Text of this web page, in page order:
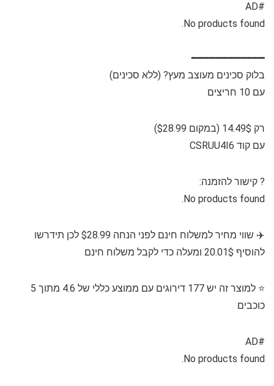
#AD
No products found.
━━━━━━━━━━━━
בלוק סכינים מעוצב מעץ? (ללא סכינים)
עם 10 חריצים
רק 14.49$ (במקום $28.99)
עם קוד CSRUU4I6
?️⁩ קישור להזמנה:
No products found.
✈️ שווי מחיר למשלוח חינם לפני הנחה $28.99 לכן תידרשו
להוסיף 20.01$ ומעלה כדי לקבל משלוח חינם
⭐️ למוצר זה יש 177 דירוגים עם ממוצע כללי של 4.6 מתוך 5
כוכבים
#AD
No products found.